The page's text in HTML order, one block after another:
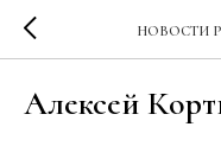
НОВОСТИ
Алексей